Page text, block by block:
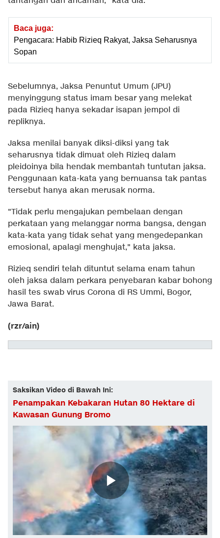
Baca juga:
Pengacara: Habib Rizieq Rakyat, Jaksa Seharusnya
Sopan
Sebelumnya, Jaksa Penuntut Umum (JPU)
menyinggung status imam besar yang melekat
pada Rizieq hanya sekadar isapan jempol di
repliknya.
Jaksa menilai banyak diksi-diksi yang tak
seharusnya tidak dimuat oleh Rizieq dalam
pleidoinya bila hendak membantah tuntutan jaksa.
Penggunaan kata-kata yang bernuansa tak pantas
tersebut hanya akan merusak norma.
"Tidak perlu mengajukan pembelaan dengan
perkataan yang melanggar norma bangsa, dengan
kata-kata yang tidak sehat yang mengedepankan
emosional, apalagi menghujat," kata jaksa.
Rizieq sendiri telah dituntut selama enam tahun
oleh jaksa dalam perkara penyebaran kabar bohong
hasil tes swab virus Corona di RS Ummi, Bogor,
Jawa Barat.
(rzr/ain)
Saksikan Video di Bawah Ini:
Penampakan Kebakaran Hutan 80 Hektare di
Kawasan Gunung Bromo